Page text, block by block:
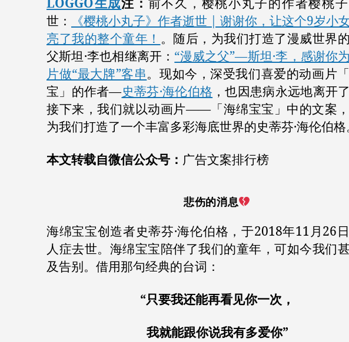
LOGGO生成注： 前不久，樱桃小丸子的作者樱桃
世：
《樱桃小丸子》作者逝世 | 谢谢你，让这个9岁小
亮了我的整个童年！ 。随后，为我们打造了漫威世界
父斯坦·李也相继离开： “漫威之父”—斯坦·李，感谢你
片做“最大牌”客串。现如今，深受我们喜爱的动画片
宝」的作者—史蒂芬·海伦伯格 ，也因患病永远地离开了
接下来，我们就以动画片——「海绵宝宝」中的文案
为我们打造了一个丰富多彩海底世界的史蒂芬·海伦伯格
本文转载自微信公众号： 广告文案排行榜
悲伤的消息
海绵宝宝创造者史蒂芬·海伦伯格，于2018年11月26
人症去世。海绵宝宝陪伴了我们的童年，可如今我们
及告别。借用那句经典的台词：
“只要我还能再看见你一次，
我就能跟你说我有多爱你”